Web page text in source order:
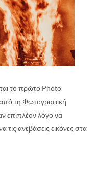
το πρώτο Photo
τη Φωτογραφική
επιπλέον λόγο να
τις ανεβάσεις εικόνες στα